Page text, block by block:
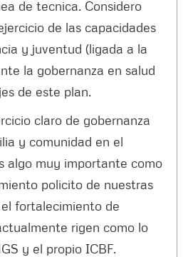
de tecnica. Considero
de las capacidades
y juventud (ligada a la
la gobernanza en salud
de este plan.
claro de gobernanza
y comunidad en el
algo muy importante como
policito de nuestras
fortalecimiento de
rigen como lo
y el propio ICBF.